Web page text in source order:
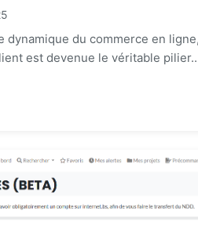
dynamique du commerce en ligne,
est devenue le véritable